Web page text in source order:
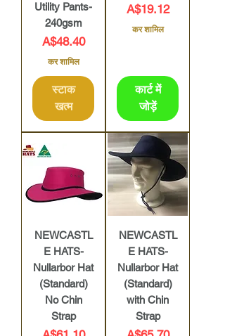
Utility Pants-
240gsm
मूल्य
A$48.40
कर शामिल
स्टाक
खत्म
मूल्य
A$19.12
कर शामिल
कार्ट में
जोड़ें
NEWCASTL
E HATS-
Nullarbor Hat
(Standard)
No Chin
Strap
NEWCASTL
E HATS-
Nullarbor Hat
(Standard)
with Chin
Strap